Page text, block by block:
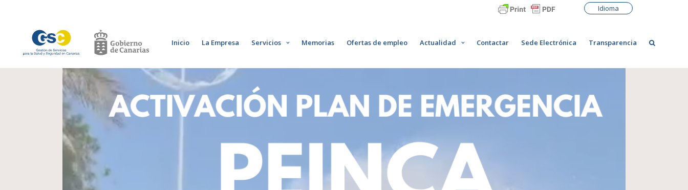
Idioma
Inicio La Empresa Servicios Memorias Ofertas de empleo Actualidad Contactar Sede Electrónica Transparencia